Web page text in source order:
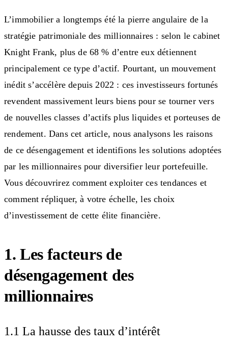
L’immobilier a longtemps été la pierre angulaire de la
stratégie patrimoniale des millionnaires : selon le cabinet
Knight Frank, plus de 68 % d’entre eux détiennent
principalement ce type d’actif. Pourtant, un mouvement
inédit s’accélère depuis 2022 : ces investisseurs fortunés
revendent massivement leurs biens pour se tourner vers
de nouvelles classes d’actifs plus liquides et porteuses de
rendement. Dans cet article, nous analysons les raisons
de ce désengagement et identifions les solutions adoptées
par les millionnaires pour diversifier leur portefeuille.
Vous découvrirez comment exploiter ces tendances et
comment répliquer, à votre échelle, les choix
d’investissement de cette élite financière.
1. Les facteurs de
désengagement des
millionnaires
1.1 La hausse des taux d’intérêt